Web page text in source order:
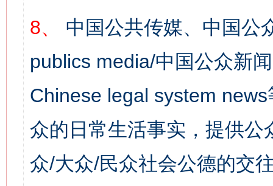
8、
中国公共传媒、中国公
publics media/中国公众新
Chinese legal system
众的日常生活事实，提供
众/大众/民众社会公德的交